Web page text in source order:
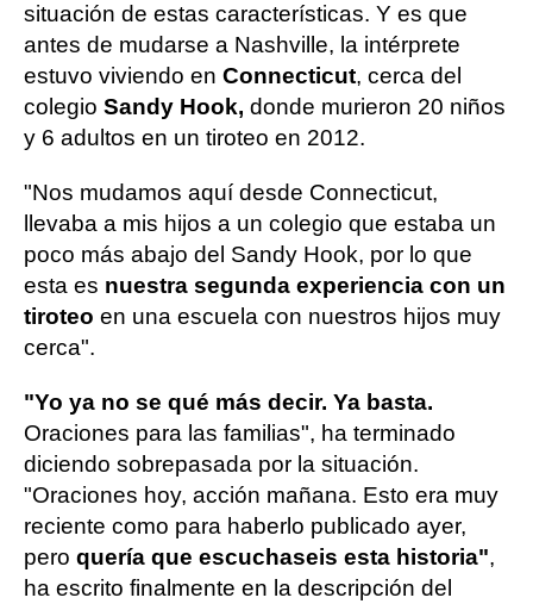
situación de estas características. Y es que
antes de mudarse a Nashville, la intérprete
estuvo viviendo en Connecticut, cerca del
colegio Sandy Hook, donde murieron 20 niños
y 6 adultos en un tiroteo en 2012.
"Nos mudamos aquí desde Connecticut,
llevaba a mis hijos a un colegio que estaba un
poco más abajo del Sandy Hook, por lo que
esta es nuestra segunda experiencia con un
tiroteo en una escuela con nuestros hijos muy
cerca".
"Yo ya no se qué más decir. Ya basta.
Oraciones para las familias", ha terminado
diciendo sobrepasada por la situación.
"Oraciones hoy, acción mañana. Esto era muy
reciente como para haberlo publicado ayer,
pero quería que escuchaseis esta historia",
ha escrito finalmente en la descripción del